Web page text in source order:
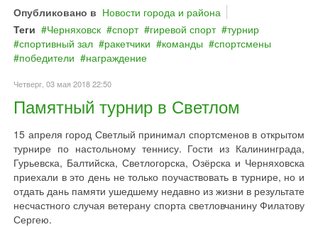
Опубликовано в Новости города и района
Теги
Черняховск спорт гиревой спорт
турнир
спортивный зал
ракетчики команды
спортсмены
победители
награждение
Четверг, 03 мая 2018 22:50
Памятный турнир в Светлом
15 апреля город Светлый принимал спортсменов в открытом
турнире по настольному теннису. Гости из Калининграда,
Гурьевска, Балтийска, Светлогорска, Озёрска и Черняховска
приехали в это день не только поучаствовать в турнире, но и
отдать дань памяти ушедшему недавно из жизни в результате
несчастного случая ветерану спорта светловчанину Филатову
Сергею.